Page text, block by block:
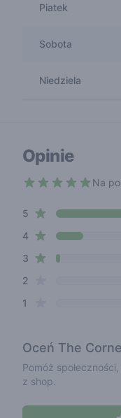
Piatek
Sobota
Niedziela
Opinie
Na
Review data
5 star reviews
4star reviews
3 star reviews
2
1
Oceń The
Pomóż
z shop.